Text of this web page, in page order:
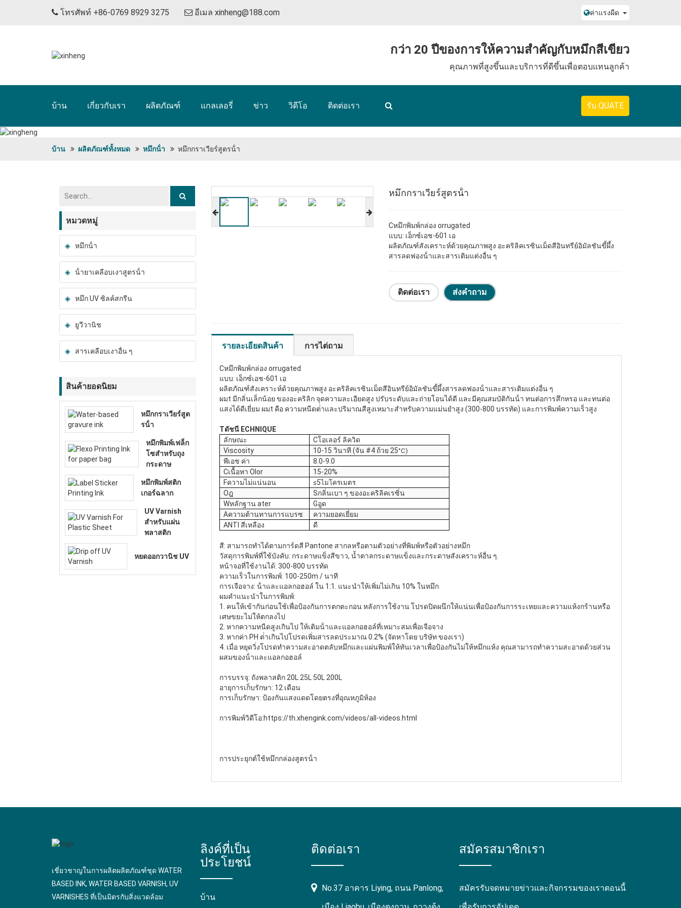
โทรศัพท์ +86-0769 8929 3275 อีเมล xinheng@188.com ค่าแรงผืด
กว่า 20 ปีของการให้ความสําคัญกับหมึกสีเขียว
คุณภาพที่สูงขึ้นและบริการที่ดีขึ้นเพื่อตอบแทนลูกค้า
บ้าน เกี่ยวกับเรา ผลิตภัณฑ์ แกลเลอรี่ ข่าว วิดีโอ ติดต่อเรา รับ QUATE
บ้าน ผลิตภัณฑ์ทั้งหมด หมึกน้ํา หมึกกราเวียร์สูตรน้ํา
หมึกกราเวียร์สูตรน้ํา
Cหมึกพิมพ์กล่อง orrugated
แบบ: เอ็กซ์เอช-601 เอ
ผลิตภัณฑ์สังเคราะห์ด้วยคุณภาพสูง อะคริลิคเรซินเม็ดสีอินทรีย์อิมัลชันขี้ผึ้ง
สารลดฟองน้ําและสารเติมแต่งอื่น ๆ
ติดต่อเรา ส่งคําถาม
รายละเอียดสินค้า การไต่ถาม
Cหมึกพิมพ์กล่อง orrugated
แบบ: เอ็กซ์เอช-601 เอ
ผลิตภัณฑ์สังเคราะห์ด้วยคุณภาพสูง อะคริลิคเรซินเม็ดสีอินทรีย์อิมัลชันขี้ผึ้งสารลดฟองน้ําและสารเติมแต่งอื่น ๆ
ผมt มีกลิ่นเล็กน้อย ของอะคริลิก จุดความละเอียดสูง ปรับระดับและถ่ายโอนได้ดี และมีคุณสมบัติกันน้ํา ทนต่อการสึกหรอ และทนต่อ
แสงได้ดีเยี่ยม ผมt คือ ความหนืดต่ําและปริมาณสีสูงเหมาะสําหรับความแม่นยําสูง (300-800 บรรทัด) และการพิมพ์ความเร็วสูง
Tดัชนี ECHNIQUE
ลักษณะ
Cโอเลอร์ ลิควิด
Viscosity 10-15 วินาที (จัน #4 ถ้วย 25°C)
พีเอช ค่า
8.0-9.0
Cเนื้อหา Olor
15-20%
Fความไม่แน่นอน ≤5ไมโครเมตร
Oฎ Sกลิ่นเบา ๆ ของอะคริลิคเรซิ่น
Wหลักฐาน ater Gอูด
Aความต้านทานการแบรซ
ความยอดเยี่ยม
ANTI สีเหลือง ดี
สี: สามารถทําได้ตามการ์ดสี Pantone สากลหรือตามตัวอย่างที่พิมพ์หรือตัวอย่างหมึก
วัสดุการพิมพ์ที่ใช้บังคับ: กระดาษแข็งสีขาว, น้ำตาลกระดาษแข็งและกระดาษสังเคราะห์อื่น ๆ.
หน้าจอที่ใช้งานได้: 300-800 บรรทัด
ความเร็วในการพิมพ์: 100-250m / นาที
การเจือจาง: น้ําและแอลกอฮอล์ ใน 1:1. แนะนําให้เพิ่มไม่เกิน 10% ในหมึก
ผมคําแนะนําในการพิมพ์:
1. คนให้เข้ากันก่อนใช้เพื่อป้องกันการตกตะกอน หลังการใช้งาน โปรดปิดผนึกให้แน่นเพื่อป้องกันการระเหยและความแห้งกร้านหรือ
เศษขยะไม่ให้ตกลงไป
2. หากความหนืดสูงเกินไป ให้เติมน้ําและแอลกอฮอล์ที่เหมาะสมเพื่อเจือจาง
3. หากค่า PH ต่ําเกินไปโปรดเพิ่มสารลดประมาณ 0.2% (จัดหาโดย บริษัท ของเรา)
4. เมื่อหยุดวิ่งโปรดทําความสะอาดตลับหมึกและแผ่นพิมพ์ให้ทันเวลาเพื่อป้องกันไม่ให้หมึกแห้ง คุณสามารถทําความสะอาดด้วยส่วน
ผสมของน้ําและแอลกอฮอล์
การบรรจุ: ถังพลาสติก 20L 25L 50L 200L
อายุการเก็บรักษา: 12 เดือน
การเก็บรักษา: ป้องกันแสงแดดโดยตรงที่อุณหภูมิห้อง
การพิมพ์วิดีโอ:https://th.xhengink.com/videos/all-videos.html
การประยุกต์ใช้หมึกกล่องสูตรน้ํา
หมวดหมู่
หมึกน้ํา
น้ํายาเคลือบเงาสูตรน้ํา
หมึก UV ซิลค์สกรีน
ยูวีวานิช
สารเคลือบเงาอื่น ๆ
สินค้ายอดนิยม
หมึกกราเวียร์สูต
รน้ํา
หมึกพิมพ์เฟล็ก
โซสําหรับถุง
กระดาษ
หมึกพิมพ์สติก
เกอร์ฉลาก
UV Varnish
สําหรับแผ่น
พลาสติก
หยดออกวานิช UV
เชี่ยวชาญในการผลิตผลิตภัณฑ์ชุด WATER
BASED INK, WATER BASED VARNISH, UV
VARNISHES ที่เป็นมิตรกับสิ่งแวดล้อม
ลิงค์ที่เป็น
ประโยชน์
บ้าน
ติดต่อเรา
No.37 อาคาร Liying, ถนน Panlong,
สมัครสมาชิกเรา
สมัครรับจดหมายข่าวและกิจกรรมของเราตอนนี้